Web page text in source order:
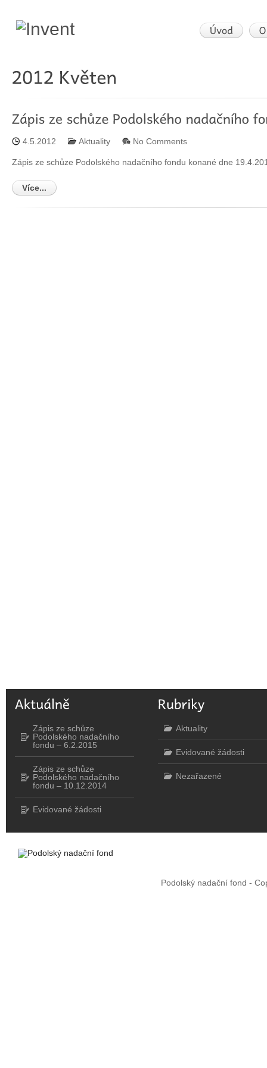
4.5.2012 Aktuality No Comments
Zápis ze schůze Podolského nadačního fondu konané dne
Více...
Zápis ze schůze
Podolského nadačního
fondu – 6.2.2015
Zápis ze schůze
Podolského nadačního
fondu – 10.12.2014
Evidované žádosti
Aktuality
Evidované žádosti
Nezařazené
Podolský nadační fond -